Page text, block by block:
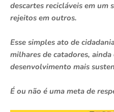
descartes recicláveis em um
rejeitos em outros.
Esse simples ato de
milhares de catadores,
desenvolvimento mais
É ou não é uma meta de